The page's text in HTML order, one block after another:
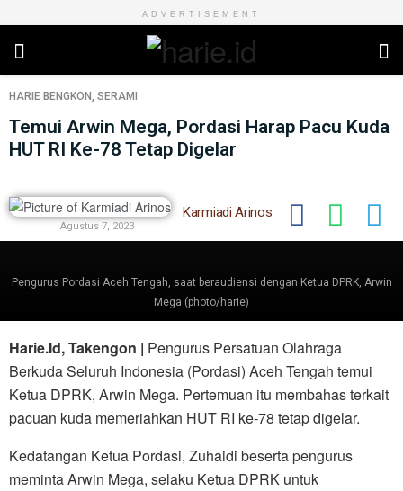
ADVERTISEMENT
HARIE BENGKON, SERAMI
Temui Arwin Mega, Pordasi Harap Pacu Kuda
HUT RI Ke-78 Tetap Digelar
Karmiadi Arinos
Agustus 7, 2023
Pengurus Pordasi Aceh Tengah, saat beraudiensi dengan Ketua DPRK, Arwin
Mega (photo/harie)
Harie.Id, Takengon | Pengurus Persatuan Olahraga
Berkuda Seluruh Indonesia (Pordasi) Aceh Tengah temui
Ketua DPRK, Arwin Mega. Pertemuan itu membahas terkait
pacuan kuda memeriahkan HUT RI ke-78 tetap digelar.
Kedatangan Ketua Pordasi, Zuhaidi beserta pengurus
meminta Arwin Mega, selaku Ketua DPRK untuk